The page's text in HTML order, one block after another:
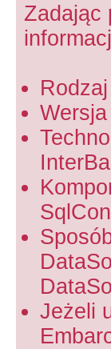
Zadając
Jeżeli